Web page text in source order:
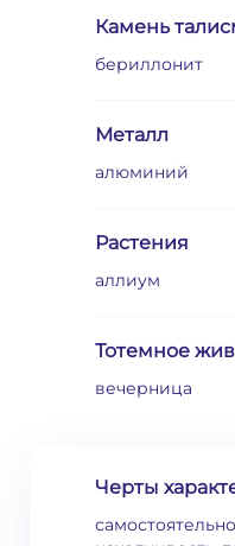
Камень
бериллонит
Металл
алюминий
Растения
аллиум
Тотемное
вечерница
Черты